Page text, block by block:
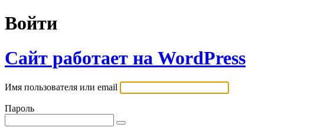
Войти
Сайт работает на WordPress
Имя пользователя или email
Пароль